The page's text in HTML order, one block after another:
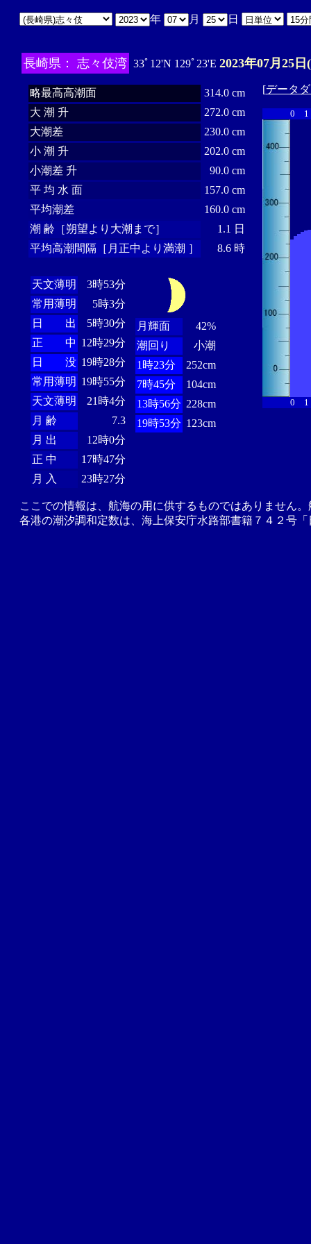
年 月 日
長崎県： 志々伎湾 33ﾟ12'N 129ﾟ23'E 2023年07月25日
略最高高潮面
314.0 cm
大 潮 升
272.0 cm
大潮差
230.0 cm
小 潮 升
202.0 cm
小潮差 升
90.0 cm
平 均 水 面
157.0 cm
平均潮差
160.0 cm
潮 齢［朔望より大潮まで］
1.1 日
平均高潮間隔［月正中より満潮 ］
8.6 時
天文薄明
3時53分
常用薄明
5時3分
日 出
5時30分
正 中 12時29分
日 没 19時28分
常用薄明 19時55分
天文薄明
21時4分
月 齢
7.3
月 出
12時0分
正 中
17時47分
月 入
23時27分
月輝面
42%
潮回り
小潮
1時23分
252cm
7時45分
104cm
13時56分 228cm
19時53分 123cm
[データ
0 1
0 1
ここでの情報は、航海の用に供するものではありません
各港の潮汐調和定数は、海上保安庁水路部書籍７４２号